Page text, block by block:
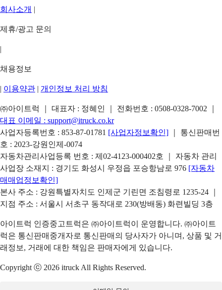
회사소개 |
제휴/광고 문의
|
채용정보
| 이용약관 | 개인정보 처리 방침
㈜아이트럭 ｜ 대표자 : 정혜인 ｜ 전화번호 : 0508-0328-7002
대표 이메일 : support@itruck.co.kr
사업자등록번호 : 853-87-01781 [사업자정보확인]
｜ 통신판매번
호 : 2023-강원인제-0074
자동차관리사업등록 번호 : 제02-4123-000402호 ｜ 자동차 관리
사업장 소재지 : 경기도 화성시 우정읍 포승항남로 976 [자동차
매매업정보확인]
본사 주소 : 강원특별자치도 인제군 기린면 조침령로 1235-24 ｜
지점 주소 : 서울시 서초구 동작대로 230(방배동) 화련빌딩 3층
아이트럭 인증중고트럭은 ㈜아이트럭이 운영합니다. ㈜아이트
럭은 통신판매중개자로 통신판매의 당사자가 아니며, 상품 및 거
래정보, 거래에 대한 책임은 판매자에게 있습니다.
Copyright ⓒ 2026 itruck All Rights Reserved.